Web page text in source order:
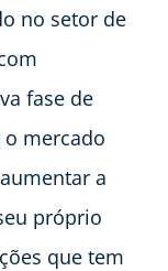
no setor de
fase de
mercado
a
próprio
que tem